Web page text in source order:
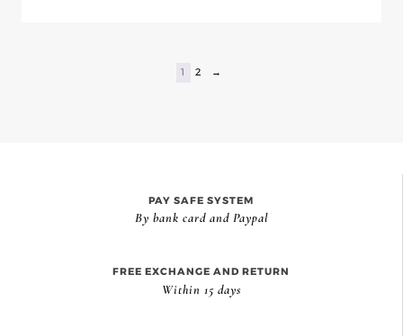
1 2 →
PAY SAFE SYSTEM
By bank card and Paypal
FREE EXCHANGE AND RETURN
Within 15 days